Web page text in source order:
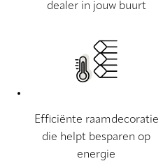
dealer in jouw buurt
Efficiënte raamdecoratie
die helpt besparen op
energie